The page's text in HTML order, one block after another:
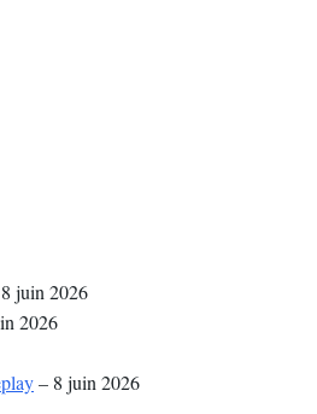
juin 2026
2026
– 8 juin 2026